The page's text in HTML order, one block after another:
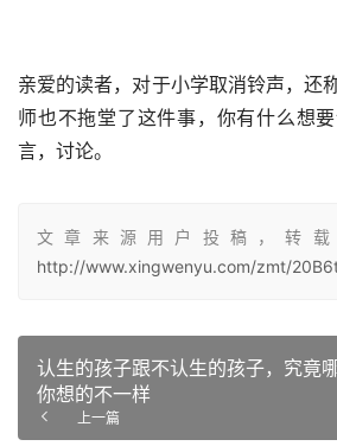
亲爱的读者，对于小学取消铃声，还
师也不拖堂了这件事，你有什么想
言，讨论。
文章来源用户投稿，转载
http://www.xingwenyu.com/zmt/
认生的孩子跟不认生的孩子，究竟
你想的不一样
上一篇